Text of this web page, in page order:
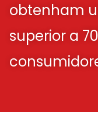
obtenham
superior a